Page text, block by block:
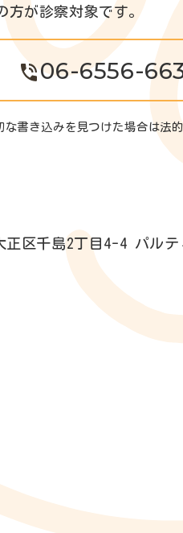
方が診察対象です。
06-6556-
な書き込みを見つけた場合は法
正区千島2丁目4-4
パル